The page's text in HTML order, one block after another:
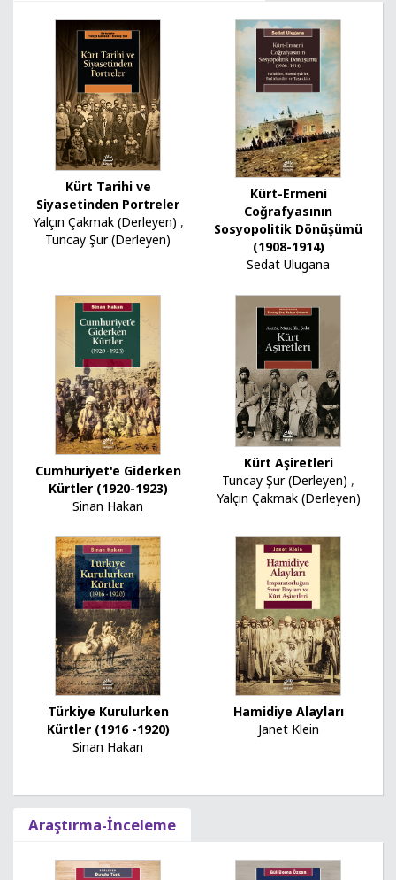
Kürt Tarihi ve
Siyasetinden Portreler
Yalçın Çakmak (Derleyen) ,
Tuncay Şur (Derleyen)
Kürt-Ermeni
Coğrafyasının
Sosyopolitik Dönüşümü
(1908-1914)
Sedat Ulugana
Cumhuriyet'e Giderken
Kürtler (1920-1923)
Sinan Hakan
Kürt Aşiretleri
Tuncay Şur (Derleyen) ,
Yalçın Çakmak (Derleyen)
Türkiye Kurulurken
Kürtler (1916 -1920)
Sinan Hakan
Hamidiye Alayları
Janet Klein
Araştırma-İnceleme